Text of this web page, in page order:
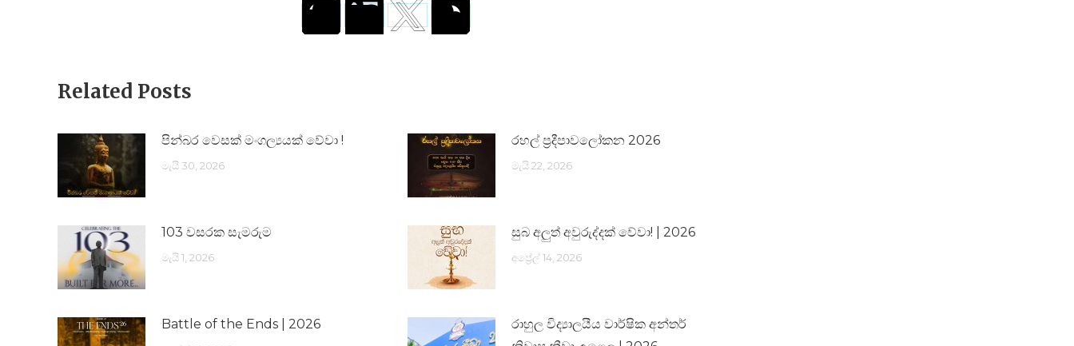
Related Posts
පින්බර වෙසක් මංගල්‍යයක් වේවා !
මැයි 30, 2026
රහල් ප්‍රදීපාවලෝකන 2026
මැයි 22, 2026
103 වසරක සැමරුම
මැයි 1, 2026
සුබ අලුත් අවුරුද්දක් වේවා! | 2026
අප්‍රේල් 14, 2026
Battle of the Ends | 2026
රාහුල විද්‍යාලයීය වාර්ෂික අන්තර්